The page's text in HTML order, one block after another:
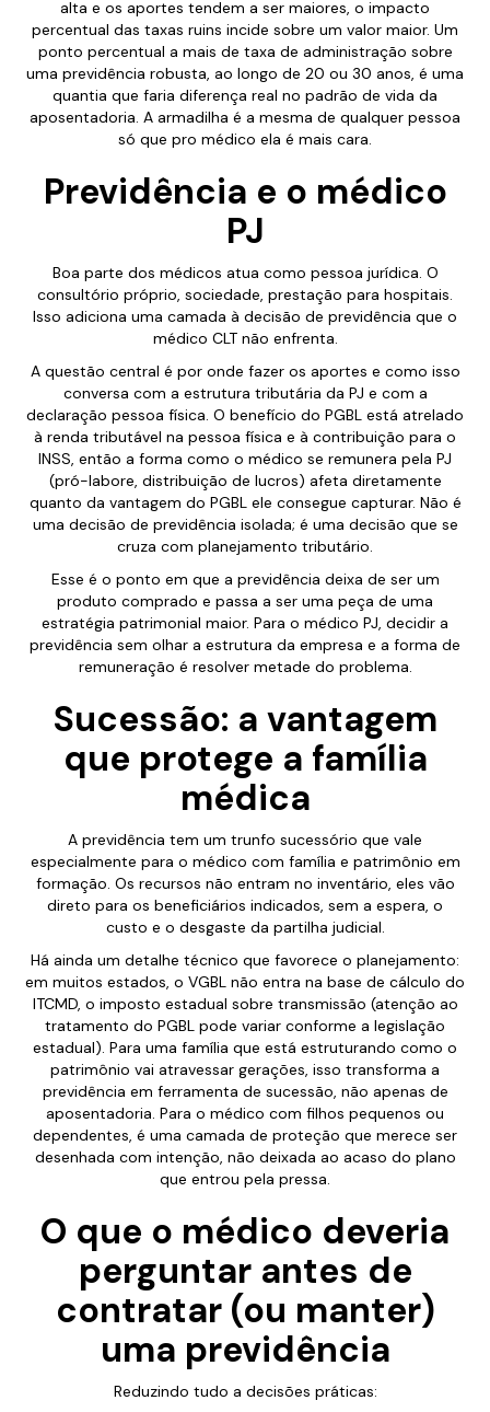
alta e os aportes tendem a ser maiores, o impacto
percentual das taxas ruins incide sobre um valor maior. Um
ponto percentual a mais de taxa de administração sobre
uma previdência robusta, ao longo de 20 ou 30 anos, é uma
quantia que faria diferença real no padrão de vida da
aposentadoria. A armadilha é a mesma de qualquer pessoa
só que pro médico ela é mais cara.
Previdência e o médico
PJ
Boa parte dos médicos atua como pessoa jurídica. O
consultório próprio, sociedade, prestação para hospitais.
Isso adiciona uma camada à decisão de previdência que o
médico CLT não enfrenta.
A questão central é por onde fazer os aportes e como isso
conversa com a estrutura tributária da PJ e com a
declaração pessoa física. O benefício do PGBL está atrelado
à renda tributável na pessoa física e à contribuição para o
INSS, então a forma como o médico se remunera pela PJ
(pró-labore, distribuição de lucros) afeta diretamente
quanto da vantagem do PGBL ele consegue capturar. Não é
uma decisão de previdência isolada; é uma decisão que se
cruza com planejamento tributário.
Esse é o ponto em que a previdência deixa de ser um
produto comprado e passa a ser uma peça de uma
estratégia patrimonial maior. Para o médico PJ, decidir a
previdência sem olhar a estrutura da empresa e a forma de
remuneração é resolver metade do problema.
Sucessão: a vantagem
que protege a família
médica
A previdência tem um trunfo sucessório que vale
especialmente para o médico com família e patrimônio em
formação. Os recursos não entram no inventário, eles vão
direto para os beneficiários indicados, sem a espera, o
custo e o desgaste da partilha judicial.
Há ainda um detalhe técnico que favorece o planejamento:
em muitos estados, o VGBL não entra na base de cálculo do
ITCMD, o imposto estadual sobre transmissão (atenção ao
tratamento do PGBL pode variar conforme a legislação
estadual). Para uma família que está estruturando como o
patrimônio vai atravessar gerações, isso transforma a
previdência em ferramenta de sucessão, não apenas de
aposentadoria. Para o médico com filhos pequenos ou
dependentes, é uma camada de proteção que merece ser
desenhada com intenção, não deixada ao acaso do plano
que entrou pela pressa.
O que o médico deveria
perguntar antes de
contratar (ou manter)
uma previdência
Reduzindo tudo a decisões práticas: